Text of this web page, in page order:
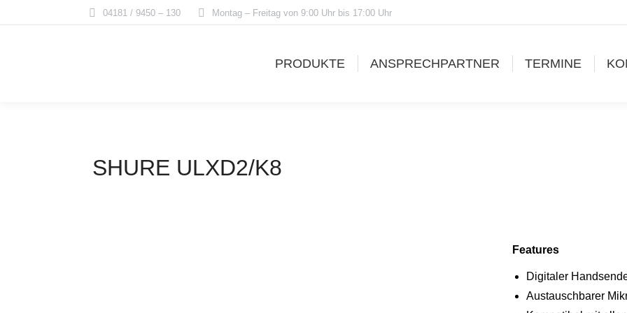
04181 / 9450 – 130 Montag – Freitag von 9:00 Uhr bis 17:00 Uhr
PRODUKTE ANSPRECHPARTNER TERMINE
SHURE ULXD2/K8
Features
Digitaler
Austauschbarer